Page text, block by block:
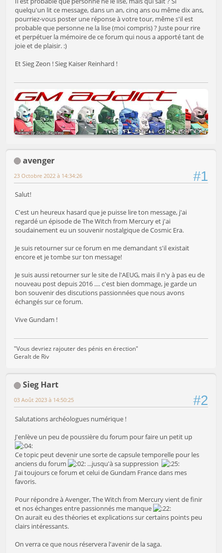
quelqu'un lit ce message, dans un an, cinq ans ou même dix ans,
pourriez-vous poster une réponse à votre tour, même s'il est
probable que personne ne la lise (moi compris) ? Juste pour rire
et perpétuer la mémoire de ce forum qui nous a apporté tant de
joie et de plaisir. :)
Et Sieg Zeon ! Sieg Kaiser Reinhard !
avenger
#1
23 Octobre 2022 à 14:34:26
Salut!
C'est un heureux hasard que je puisse lire ton message, j'ai
regardé un épisode de The Witch from Mercury et j'ai
soudainement eu un souvenir nostalgique de Cosmic Era.
Je suis retourner sur ce forum en me demandant s'il existait
encore et je tombe sur ton message!
Je suis aussi retourner sur le site de l'AEUG, mais il n'y à pas eu de
nouveau post depuis 2016 .... c'est bien dommage, je garde un
bon souvenir des discutions passionnées que nous avons
échangés sur ce forum.
Vive Gundam !
"Vous devriez rajouter des pénis en érection"
Geralt de Riv
Sieg Hart
#2
03 Août 2023 à 14:50:25
Salutations archéologues numérique !
J'enlève un peu de poussière du forum pour faire un petit up
Ce topic peut devenir une sorte de capsule temporelle pour les
anciens du forum
...jusqu'à sa suppression
J'ai toujours ce forum et celui de Gundam France dans mes
favoris.
Pour répondre à Avenger, The Witch from Mercury vient de finir
et nos échanges entre passionnés me manque
On aurait eu des théories et explications sur certains points peu
clairs intéressants.
On verra ce que nous réservera l'avenir de la saga.